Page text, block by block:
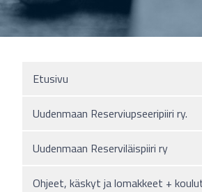
Etusivu
Uudenmaan Reserviupseeripiiri ry.
Uudenmaan Reserviläispiiri ry
Ohjeet, käskyt ja lomakkeet +